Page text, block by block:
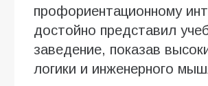
профориентационному
достойно представил
заведение, показав
логики и инженерного